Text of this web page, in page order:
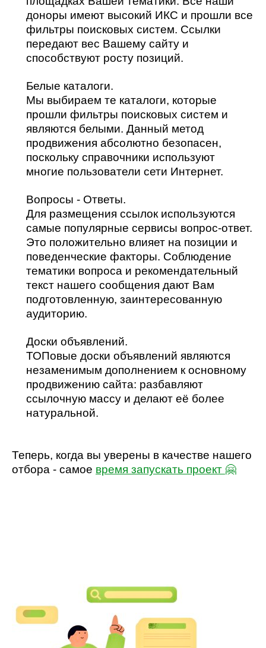
доноры имеют высокий ИКС и прошли все
фильтры поисковых систем. Ссылки
передают вес Вашему сайту и
способствуют росту позиций.
Белые каталоги.
Мы выбираем те каталоги, которые
прошли фильтры поисковых систем и
являются белыми. Данный метод
продвижения абсолютно безопасен,
поскольку справочники используют
многие пользователи сети Интернет.
Вопросы - Ответы.
Для размещения ссылок используются
самые популярные сервисы вопрос-ответ.
Это положительно влияет на позиции и
поведенческие факторы. Соблюдение
тематики вопроса и рекомендательный
текст нашего сообщения дают Вам
подготовленную, заинтересованную
аудиторию.
Доски объявлений.
ТОПовые доски объявлений являются
незаменимым дополнением к основному
продвижению сайта: разбавляют
ссылочную массу и делают её более
натуральной.
Теперь, когда вы уверены в качестве нашего
отбора - самое время запускать проект 🤗